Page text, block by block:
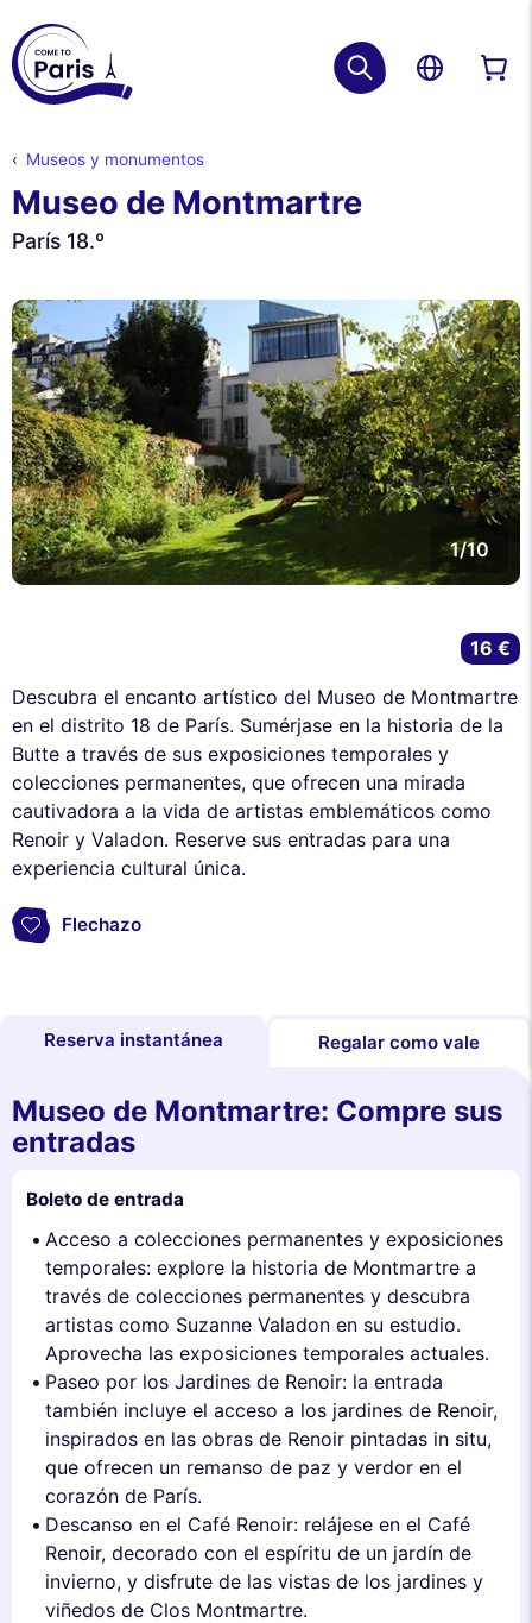
Museos y monumentos
Museo de Montmartre
París 18.º
1/10
Descubra el encanto artístico del Museo de Montmartre
en el distrito 18 de París. Sumérjase en la historia de la
Butte a través de sus exposiciones temporales y
colecciones permanentes, que ofrecen una mirada
cautivadora a la vida de artistas emblemáticos como
Renoir y Valadon. Reserve sus entradas para una
experiencia cultural única.
Flechazo
16 €
Reserva instantánea Regalar como vale
Museo de Montmartre: Compre sus
entradas
Boleto de entrada
Acceso a colecciones permanentes y exposiciones
temporales: explore la historia de Montmartre a
través de colecciones permanentes y descubra
artistas como Suzanne Valadon en su estudio.
Aprovecha las exposiciones temporales actuales.
Paseo por los Jardines de Renoir: la entrada
también incluye el acceso a los jardines de Renoir,
inspirados en las obras de Renoir pintadas in situ,
que ofrecen un remanso de paz y verdor en el
corazón de París.
Descanso en el Café Renoir: relájese en el Café
Renoir, decorado con el espíritu de un jardín de
invierno, y disfrute de las vistas de los jardines y
viñedos de Clos Montmartre.